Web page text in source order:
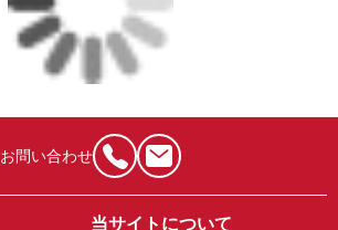
お問い合わせ
当サイトについて